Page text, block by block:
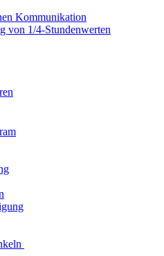
Kommunikation
von 1/4-Stundenwerten